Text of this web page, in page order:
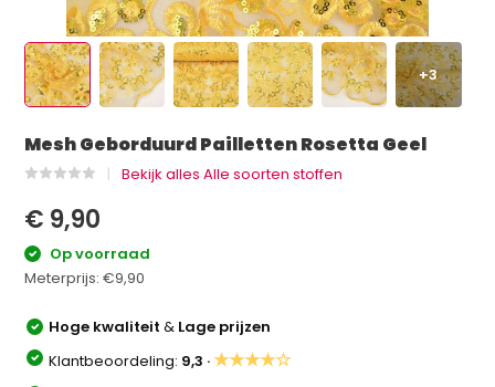
+3
Mesh Geborduurd Pailletten Rosetta Geel
Bekijk alles Alle soorten stoffen
€ 9,90
Op voorraad
Meterprijs:€9,90
Hoge kwaliteit& Lage prijzen
Klantbeoordeling: 9,3 ·★★★★☆